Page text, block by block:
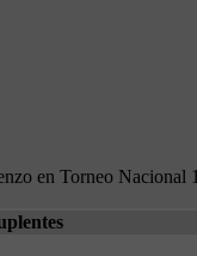
en Torneo Nacional